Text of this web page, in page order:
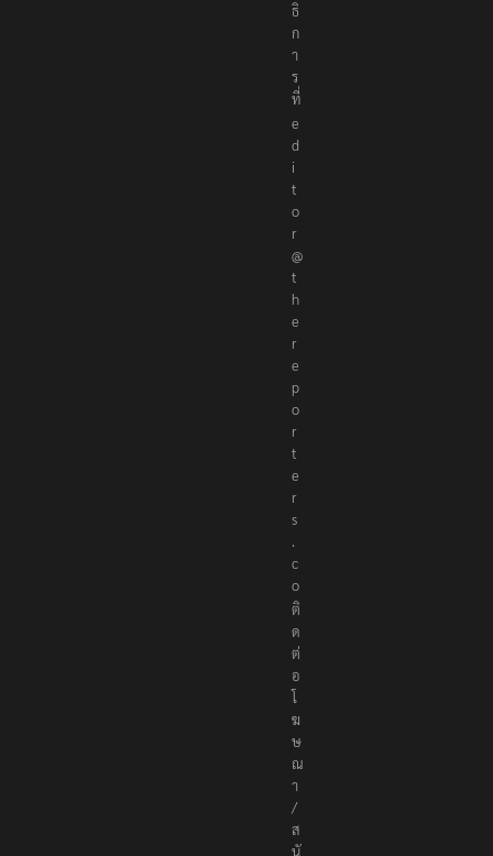
ธิ
ก
า
ร
ที่
e
d
i
t
o
r
@
t
h
e
r
e
p
o
r
t
e
r
s
.
c
o
ติ
ด
ต่
อ
โ
ฆ
ษ
ณ
า
/
ส
นั